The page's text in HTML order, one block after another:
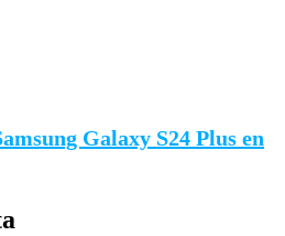
Galaxy S24 Plus en